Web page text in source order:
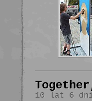
10 lat 6